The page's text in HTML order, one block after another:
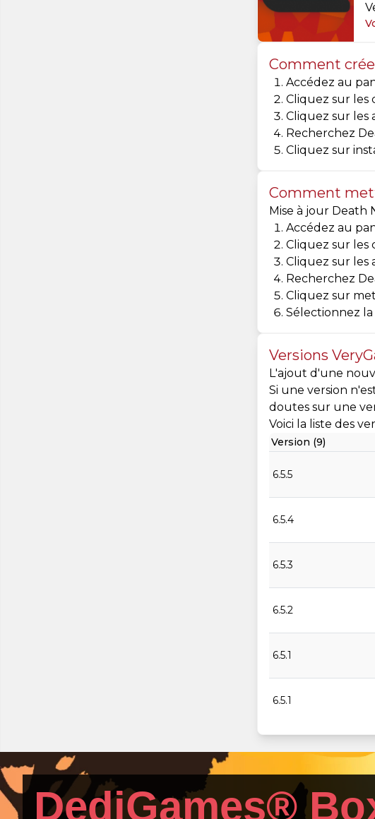
Comment
Accédez au
Cliquez sur les
Cliquez sur les
Recherchez
Cliquez sur
Comment
Mise à jour Death
Accédez au
Cliquez sur les
Cliquez sur les
Recherchez
Cliquez sur
Sélectionnez
Versions
L'ajout d'une
Si une version
doutes sur une
Voici la liste des
Version (9)
6.5.5
6.5.4
6.5.3
6.5.2
6.5.1
6.5.1
6.5.1
DediGames®